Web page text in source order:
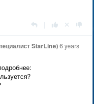
StarLine)6 years